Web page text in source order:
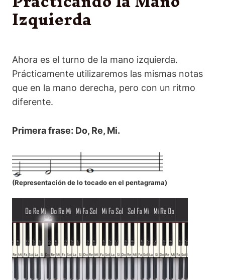
Izquierda
Ahora es el turno de la mano izquierda.
Prácticamente utilizaremos las mismas notas
que en la mano derecha, pero con un ritmo
diferente.
Primera frase: Do, Re, Mi.
(Representación de lo tocado en el pentagrama)